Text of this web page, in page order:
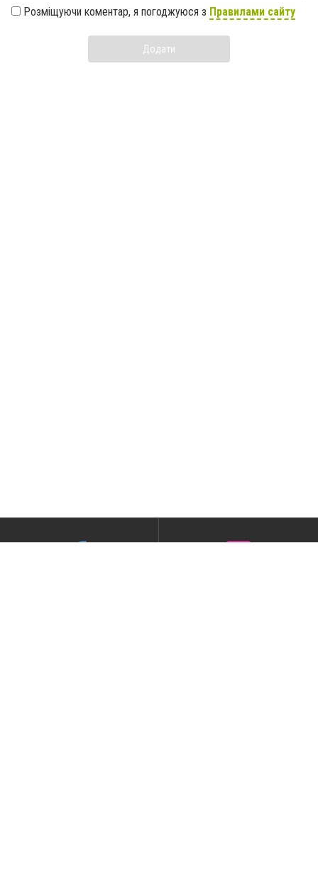
Розміщуючи коментар, я погоджуюся з Правилами сайту
Додати